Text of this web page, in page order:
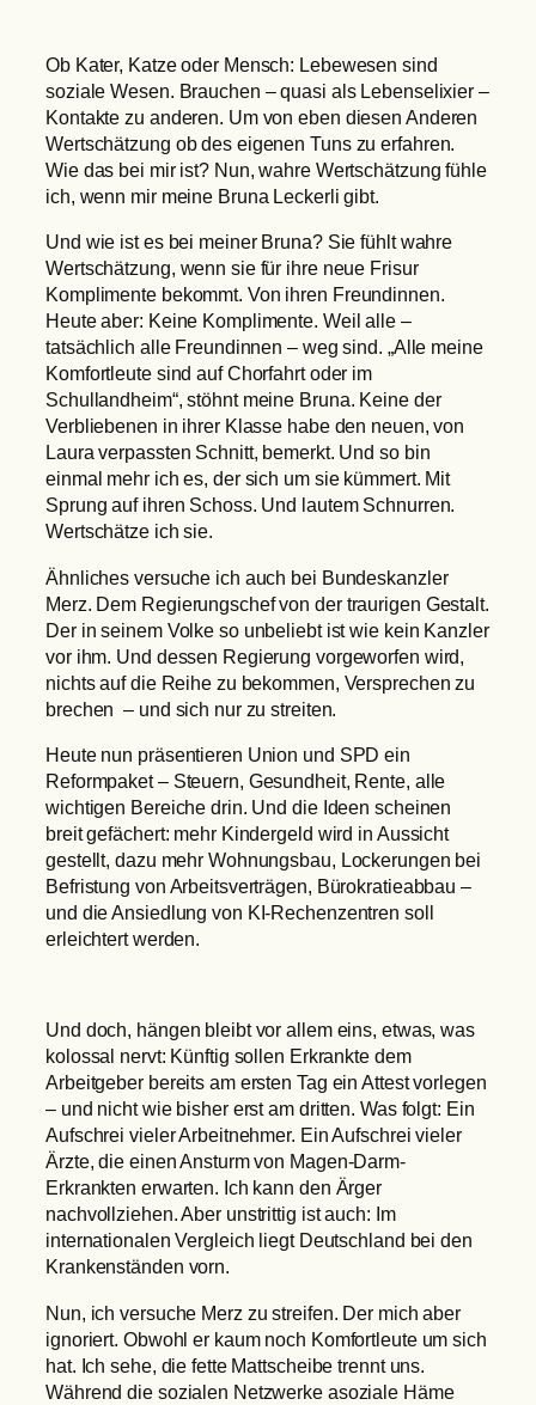
Ob Kater, Katze oder Mensch: Lebewesen sind
soziale Wesen. Brauchen – quasi als Lebenselixier –
Kontakte zu anderen. Um von eben diesen Anderen
Wertschätzung ob des eigenen Tuns zu erfahren.
Wie das bei mir ist? Nun, wahre Wertschätzung fühle
ich, wenn mir meine Bruna Leckerli gibt.
Und wie ist es bei meiner Bruna? Sie fühlt wahre
Wertschätzung, wenn sie für ihre neue Frisur
Komplimente bekommt. Von ihren Freundinnen.
Heute aber: Keine Komplimente. Weil alle –
tatsächlich alle Freundinnen – weg sind. „Alle meine
Komfortleute sind auf Chorfahrt oder im
Schullandheim“, stöhnt meine Bruna. Keine der
Verbliebenen in ihrer Klasse habe den neuen, von
Laura verpassten Schnitt, bemerkt. Und so bin
einmal mehr ich es, der sich um sie kümmert. Mit
Sprung auf ihren Schoss. Und lautem Schnurren.
Wertschätze ich sie.
Ähnliches versuche ich auch bei Bundeskanzler
Merz. Dem Regierungschef von der traurigen Gestalt.
Der in seinem Volke so unbeliebt ist wie kein Kanzler
vor ihm. Und dessen Regierung vorgeworfen wird,
nichts auf die Reihe zu bekommen, Versprechen zu
brechen – und sich nur zu streiten.
Heute nun präsentieren Union und SPD ein
Reformpaket – Steuern, Gesundheit, Rente, alle
wichtigen Bereiche drin. Und die Ideen scheinen
breit gefächert: mehr Kindergeld wird in Aussicht
gestellt, dazu mehr Wohnungsbau, Lockerungen bei
Befristung von Arbeitsverträgen, Bürokratieabbau –
und die Ansiedlung von KI-Rechenzentren soll
erleichtert werden.
Und doch, hängen bleibt vor allem eins, etwas, was
kolossal nervt: Künftig sollen Erkrankte dem
Arbeitgeber bereits am ersten Tag ein Attest vorlegen
– und nicht wie bisher erst am dritten. Was folgt: Ein
Aufschrei vieler Arbeitnehmer. Ein Aufschrei vieler
Ärzte, die einen Ansturm von Magen-Darm-
Erkrankten erwarten. Ich kann den Ärger
nachvollziehen. Aber unstrittig ist auch: Im
internationalen Vergleich liegt Deutschland bei den
Krankenständen vorn.
Nun, ich versuche Merz zu streifen. Der mich aber
ignoriert. Obwohl er kaum noch Komfortleute um sich
hat. Ich sehe, die fette Mattscheibe trennt uns.
Während die sozialen Netzwerke asoziale Häme